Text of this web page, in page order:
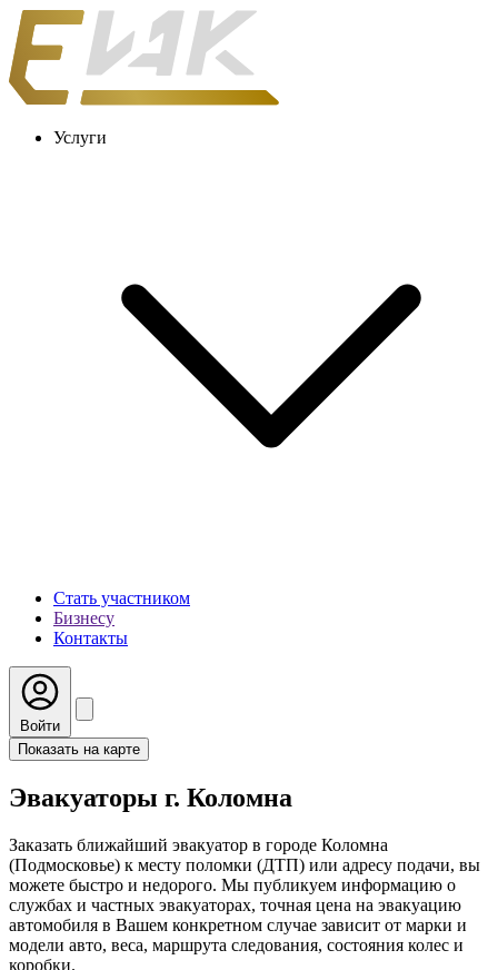
Услуги
Стать участником
Бизнесу
Контакты
Войти
Показать на карте
Эвакуаторы г. Коломна
Заказать ближайший эвакуатор в городе Коломна
(Подмосковье) к месту поломки (ДТП) или адресу подачи, вы
можете быстро и недорого. Мы публикуем информацию о
службах и частных эвакуаторах, точная цена на эвакуацию
автомобиля в Вашем конкретном случае зависит от марки и
модели авто, веса, маршрута следования, состояния колес и
коробки.